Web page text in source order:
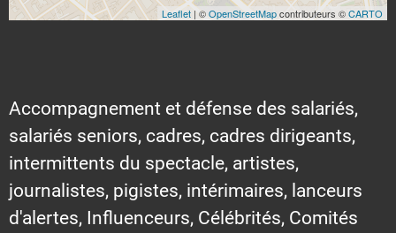
Leaflet | ©OpenStreetMapcontributeurs ©CARTO
Accompagnement et défense des salariés,
salariés seniors, cadres, cadres dirigeants,
intermittents du spectacle, artistes,
journalistes, pigistes, intérimaires, lanceurs
d'alertes, Influenceurs, Célébrités, Comités